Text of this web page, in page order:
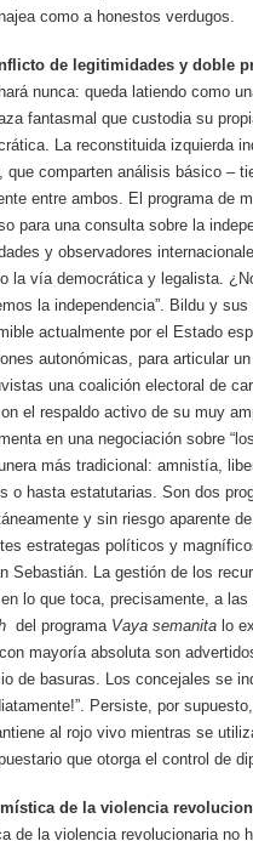
como a honestos verdugos.
de legitimidades y doble
nunca: queda latiendo como
fantasmal que custodia su
La reconstituida izquierda
que comparten análisis básico –
entre ambos. El programa de
para una consulta sobre la
y observadores
la vía democrática y legalista.
la independencia”. Bildu y
actualmente por el Estado
autonómicas, para articular
una coalición electoral de
el respaldo activo de su muy
en una negociación sobre
más tradicional: amnistía,
o hasta estatutarias. Son dos
y sin riesgo aparente
estrategas políticos y
Sebastián. La gestión de los
lo que toca, precisamente, a
del programa Vaya semanita lo
mayoría absoluta son
de basuras. Los concejales se
Persiste, por
al rojo vivo mientras se
que otorga el control de
de la violencia
de la violencia revolucionaria no